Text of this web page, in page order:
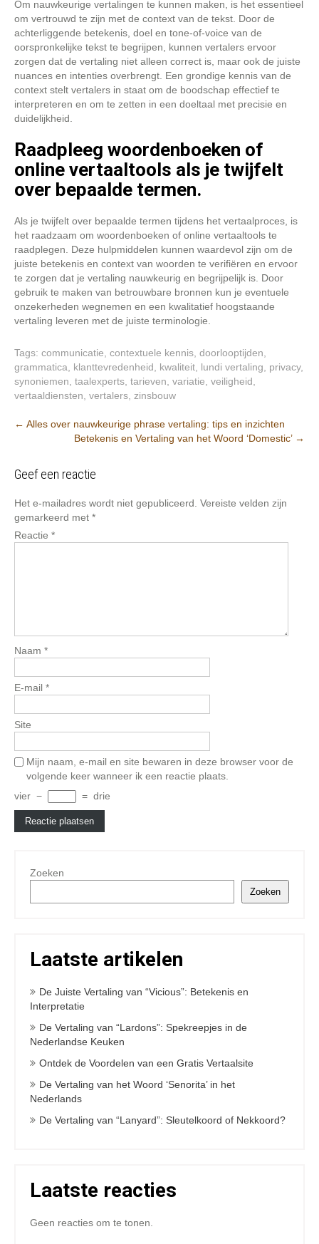
Om nauwkeurige vertalingen te kunnen maken, is het essentieel
om vertrouwd te zijn met de context van de tekst. Door de
achterliggende betekenis, doel en tone-of-voice van de
oorspronkelijke tekst te begrijpen, kunnen vertalers ervoor
zorgen dat de vertaling niet alleen correct is, maar ook de juiste
nuances en intenties overbrengt. Een grondige kennis van de
context stelt vertalers in staat om de boodschap effectief te
interpreteren en om te zetten in een doeltaal met precisie en
duidelijkheid.
Raadpleeg woordenboeken of
online vertaaltools als je twijfelt
over bepaalde termen.
Als je twijfelt over bepaalde termen tijdens het vertaalproces, is
het raadzaam om woordenboeken of online vertaaltools te
raadplegen. Deze hulpmiddelen kunnen waardevol zijn om de
juiste betekenis en context van woorden te verifiëren en ervoor
te zorgen dat je vertaling nauwkeurig en begrijpelijk is. Door
gebruik te maken van betrouwbare bronnen kun je eventuele
onzekerheden wegnemen en een kwalitatief hoogstaande
vertaling leveren met de juiste terminologie.
Tags: communicatie contextuele kennis doorlooptijden
grammatica
klanttevredenheid kwaliteit lundi vertaling privacy,
synoniemen taalexperts tarieven variatie veiligheid
vertaaldiensten vertalers zinsbouw
Berichtnavigatie
← Alles over nauwkeurige phrase vertaling: tips en inzichten
Betekenis en Vertaling van het Woord ‘Domestic’ →
Geef een reactie
Het e-mailadres wordt niet gepubliceerd. Vereiste velden zijn
gemarkeerd met *
Reactie *
Naam *
E-mail *
Site
Mijn naam, e-mail en site bewaren in deze browser voor de
volgende keer wanneer ik een reactie plaats.
vier − = drie
Zoeken
Zoeken
Laatste artikelen
De Juiste Vertaling van “Vicious”: Betekenis en
Interpretatie
De Vertaling van “Lardons”: Spekreepjes in de
Nederlandse Keuken
Ontdek de Voordelen van een Gratis Vertaalsite
De Vertaling van het Woord ‘Senorita’ in het
Nederlands
De Vertaling van “Lanyard”: Sleutelkoord of Nekkoord?
Laatste reacties
Geen reacties om te tonen.